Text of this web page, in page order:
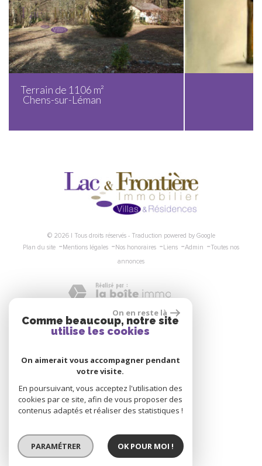
Terrain de 1248 m²
Chens-sur-Léman
© 2026 | Tous droits réservés - Traduction powered by Google
Plan du site -Mentions légales -Nos honoraires -Liens -Admin -Toutes nos
annonces
Nous suivre
Se connecter
Espace propriétaire
On en reste là
Comme beaucoup, notre site
utilise les cookies
On aimerait vous accompagner pendant
votre visite.
En poursuivant, vous acceptez l'utilisation des
cookies par ce site, afin de vous proposer des
contenus adaptés et réaliser des statistiques !
PARAMÉTRER OK POUR MOI !